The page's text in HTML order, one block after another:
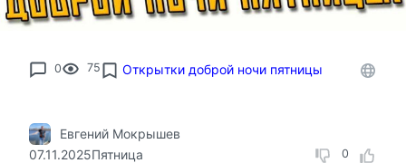
0 75 Открытки доброй ночи пятницы
0
Евгений Мокрышев
07.11.2025Пятница